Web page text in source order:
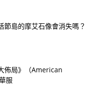
節島的摩艾石像會消失嗎？
佈局》（American
服